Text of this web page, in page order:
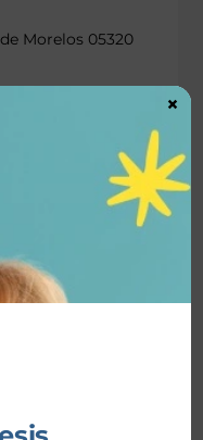
Morelos 05320
Marcano
×